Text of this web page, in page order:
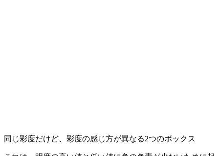
同じ彩度だけど、彩度の感じ方が異なる2つのボックス